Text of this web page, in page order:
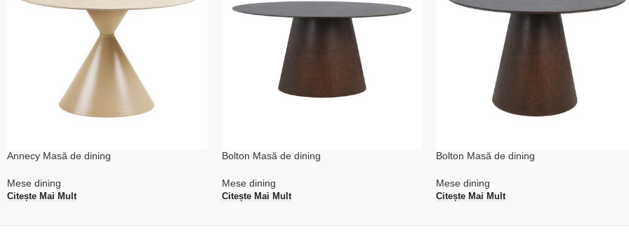
Annecy Masă de dining
Mese dining
Citește Mai Mult
Bolton Masă de dining
Mese dining
Citește Mai Mult
Bolton Masă de dining
Mese dining
Citește Mai Mult